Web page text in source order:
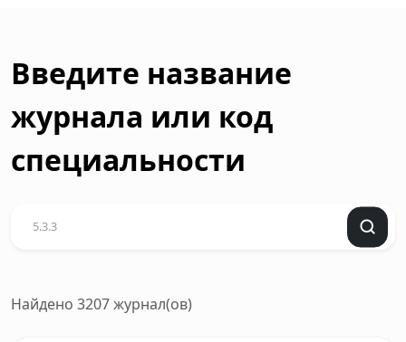
Введите название
журнала или код
специальности
Найдено 3207 журнал(ов)